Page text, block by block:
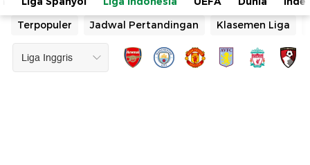
Terpopuler
Jadwal Pertandingan Klasemen Liga